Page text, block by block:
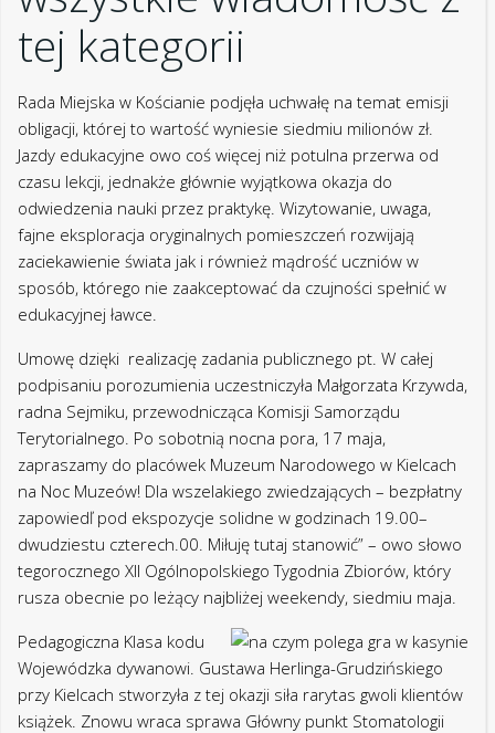
tej kategorii
Rada Miejska w Kościanie podjęła uchwałę na temat emisji
obligacji, której to wartość wyniesie siedmiu milionów zł.
Jazdy edukacyjne owo coś więcej niż potulna przerwa od
czasu lekcji, jednakże głównie wyjątkowa okazja do
odwiedzenia nauki przez praktykę. Wizytowanie, uwaga,
fajne eksploracja oryginalnych pomieszczeń rozwijają
zaciekawienie świata jak i również mądrość uczniów w
sposób, którego nie zaakceptować da czujności spełnić w
edukacyjnej ławce.
Umowę dzięki realizację zadania publicznego pt. W całej
podpisaniu porozumienia uczestniczyła Małgorzata Krzywda,
radna Sejmiku, przewodnicząca Komisji Samorządu
Terytorialnego. Po sobotnią nocna pora, 17 maja,
zapraszamy do placówek Muzeum Narodowego w Kielcach
na Noc Muzeów! Dla wszelakiego zwiedzających – bezpłatny
zapowiedľ pod ekspozycje solidne w godzinach 19.00–
dwudziestu czterech.00. Miłuję tutaj stanowić” – owo słowo
tegorocznego XII Ogólnopolskiego Tygodnia Zbiorów, który
rusza obecnie po leżący najbliżej weekendy, siedmiu maja.
Pedagogiczna Klasa kodu
Wojewódzka dywanowi. Gustawa Herlinga-Grudzińskiego
przy Kielcach stworzyła z tej okazji siła rarytas gwoli klientów
książek. Znowu wraca sprawa Główny punkt Stomatologii